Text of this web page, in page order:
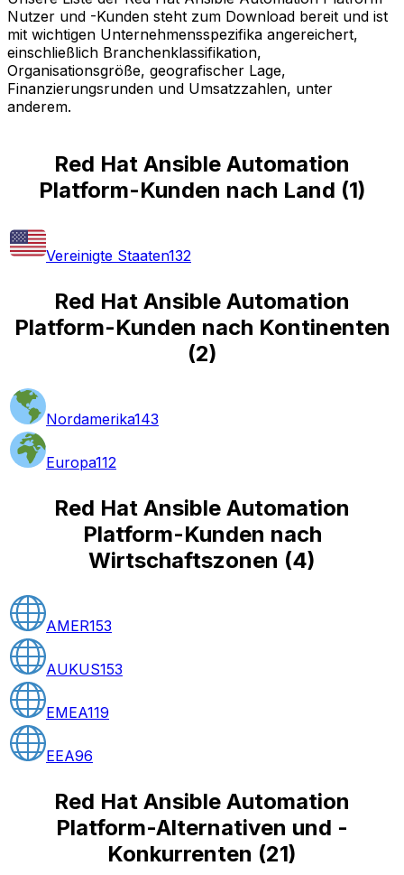
Nutzer und -Kunden steht zum Download bereit und ist
mit wichtigen Unternehmensspezifika angereichert,
einschließlich Branchenklassifikation,
Organisationsgröße, geografischer Lage,
Finanzierungsrunden und Umsatzzahlen, unter
anderem.
Red Hat Ansible Automation
Platform-Kunden nach Land (1)
Vereinigte Staaten132
Red Hat Ansible Automation
Platform-Kunden nach Kontinenten
(2)
Nordamerika143
Europa112
Red Hat Ansible Automation
Platform-Kunden nach
Wirtschaftszonen (4)
AMER153
AUKUS153
EMEA119
EEA96
Red Hat Ansible Automation
Platform-Alternativen und -
Konkurrenten (21)